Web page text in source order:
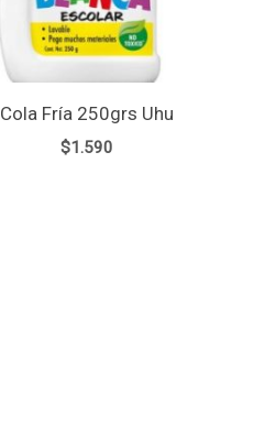
Cola Fría 250grs Uhu
$1.590